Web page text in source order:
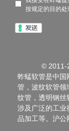
按规定的目的处
© 2011-
蚱蜢软管是中国
管，波纹软管领
纹管，透明钢丝
涉及广泛的工业
品加工等。沪公